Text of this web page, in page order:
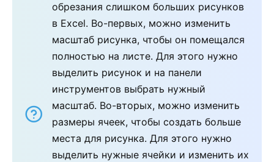
обрезания слишком больших рисунков
в Excel. Во-первых, можно изменить
масштаб рисунка, чтобы он помещался
полностью на листе. Для этого нужно
выделить рисунок и на панели
инструментов выбрать нужный
масштаб. Во-вторых, можно изменить
размеры ячеек, чтобы создать больше
места для рисунка. Для этого нужно
выделить нужные ячейки и изменить их